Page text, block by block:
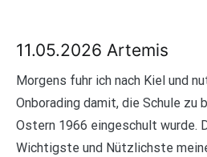
11.05.2026 Artemis
Morgens fuhr ich nach Kiel und
Onborading damit, die Schule zu
Ostern 1966 eingeschult wurde.
Wichtigste und Nützlichste